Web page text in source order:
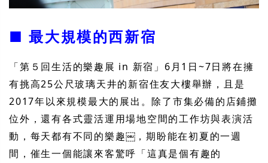
■ 最大規模的西新宿
「第５回生活的樂趣展 in 新宿」6月1日~7日將在擁
有挑高25公尺玻璃天井的新宿住友大樓舉辦，且是
2017年以來規模最大的展出。除了市集必備的店鋪攤
位外，還有各式靈活運用場地空間的工作坊與表演活
動，每天都有不同的樂趣￼，期盼能在初夏的一週
間，催生一個能讓來客驚呼「這真是個有趣的